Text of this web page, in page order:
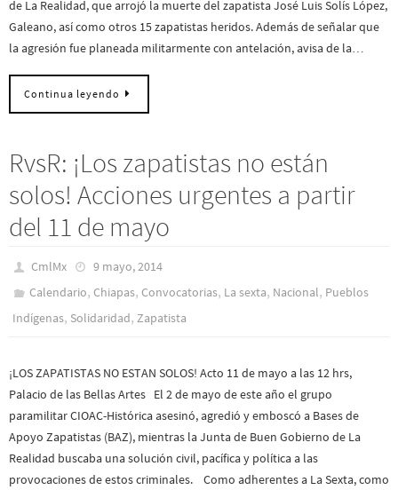
de La Realidad, que arrojó la muerte del zapatista José Luis Solís López,
Galeano, así como otros 15 zapatistas heridos. Además de señalar que
la agresión fue planeada militarmente con antelación, avisa de la…
Continua leyendo
RvsR: ¡Los zapatistas no están
solos! Acciones urgentes a partir
del 11 de mayo
CmlMx
9 mayo, 2014
Calendario,Chiapas,Convocatorias, La sexta, Nacional, Pueblos
Indí­genas, Solidaridad, Zapatista
¡LOS ZAPATISTAS NO ESTAN SOLOS! Acto 11 de mayo a las 12 hrs,
Palacio de las Bellas Artes El 2 de mayo de este año el grupo
paramilitar CIOAC-Histórica asesinó, agredió y emboscó a Bases de
Apoyo Zapatistas (BAZ), mientras la Junta de Buen Gobierno de La
Realidad buscaba una solución civil, pacífica y política a las
provocaciones de estos criminales. Como adherentes a La Sexta, como